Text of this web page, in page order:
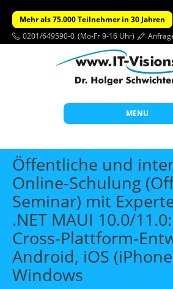
Mehr als 75.000 Teilnehmer in 30 Jahren
0201/649590-0 (Mo-Fr 9-16 Uhr)
MENU
Start
Themen
Beratung
Individuelle Schulungen
Offene Seminare
Wissen
Über uns
Öffentliche und
Online-Schulung
Seminar) mit
.NET MAUI 10.0/
Cross-Plattform-
Android, iOS
Windows